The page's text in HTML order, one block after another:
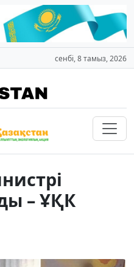
сенбі, 8 тамыз, 2026
– ҰҚК